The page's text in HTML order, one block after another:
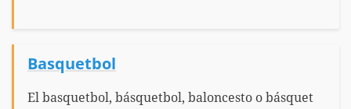
Basquetbol
El basquetbol, básquetbol, baloncesto o básquet